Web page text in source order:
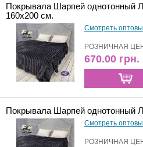
Покрывала Шарпей однотонный
160х200 см.
Смотреть
РОЗНИЧНАЯ
670.00 грн.
Покрывала Шарпей однотонный
Смотреть
РОЗНИЧНАЯ